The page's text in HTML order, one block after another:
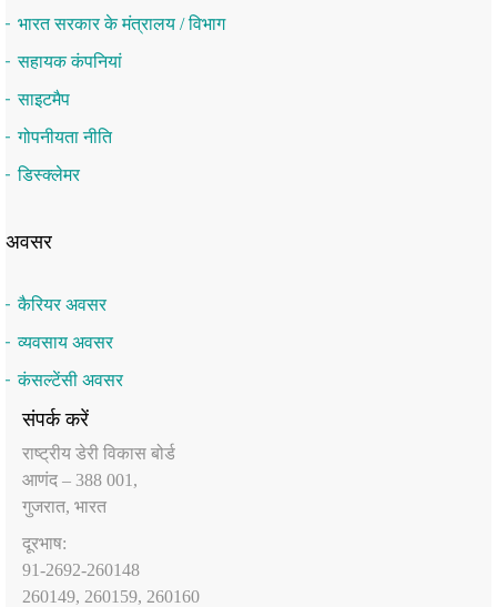
भारत सरकार के मंत्रालय / विभाग
सहायक कंपनियां
साइटमैप
गोपनीयता नीति
डिस्क्लेमर
अवसर
कैरियर अवसर
व्यवसाय अवसर
कंसल्टेंसी अवसर
संपर्क करें
राष्‍ट्रीय डेरी विकास बोर्ड
आणंद – 388 001,
गुजरात, भारत
दूरभाष:
91-2692-260148
260149, 260159, 260160